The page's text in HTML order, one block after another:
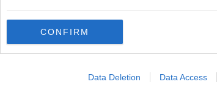
CONFIRM
Data Deletion Data Access
en 35 år gammal enägar-Fiesta att säljas
Världens Barn. Nu är den dessutom